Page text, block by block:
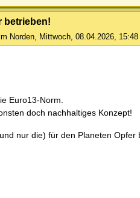
betrieben!
Norden Mittwoch, 08.04.2026, 15:48
Euro13-Norm.
doch nachhaltiges Konzept!
nur die) für den Planeten Opfer